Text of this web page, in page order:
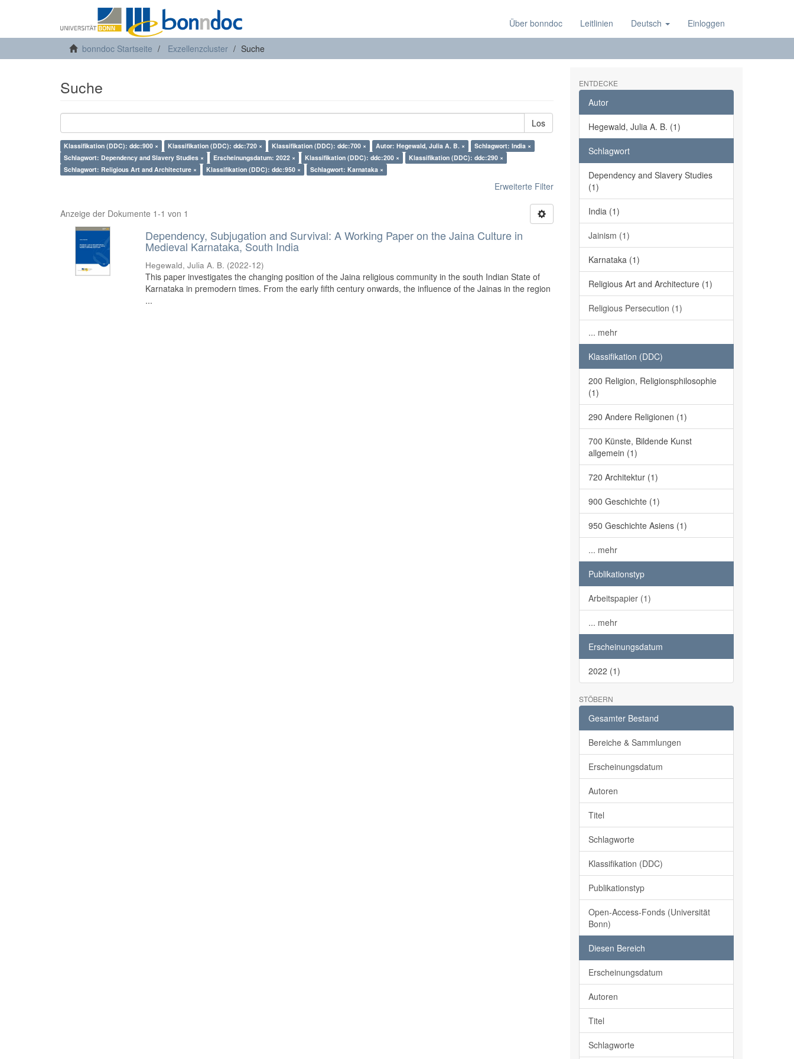
Über bonndoc Leitlinien Deutsch Einloggen
bonndoc Startseite Exzellenzcluster Suche
Suche
Los
Klassifikation (DDC): ddc:900 × Klassifikation (DDC): ddc:720 × Klassifikation (DDC): ddc:700 × Autor: Hegewald, Julia A. B. ×
Schlagwort: India ×
Schlagwort: Dependency and Slavery Studies ×
Erscheinungsdatum: 2022 × Klassifikation (DDC): ddc:200 ×
Klassifikation (DDC): ddc:290 ×
Schlagwort: Religious Art and Architecture ×
Klassifikation (DDC): ddc:950 × Schlagwort: Karnataka ×
Erweiterte Filter
Anzeige der Dokumente 1-1 von 1
Dependency, Subjugation and Survival: A Working Paper on the Jaina Culture in
Medieval Karnataka, South India
Hegewald, Julia A. B. (2022-12)
This paper investigates the changing position of the Jaina religious community in the south Indian State of
Karnataka in premodern times. From the early fifth century onwards, the influence of the Jainas in the region
...
ENTDECKE
Autor
Hegewald, Julia A. B. (1)
Schlagwort
Dependency and Slavery Studies
(1)
India (1)
Jainism (1)
Karnataka (1)
Religious Art and Architecture (1)
Religious Persecution (1)
... mehr
Klassifikation (DDC)
200 Religion, Religionsphilosophie
(1)
290 Andere Religionen (1)
700 Künste, Bildende Kunst
allgemein (1)
720 Architektur (1)
900 Geschichte (1)
950 Geschichte Asiens (1)
... mehr
Publikationstyp
Arbeitspapier (1)
... mehr
Erscheinungsdatum
2022 (1)
STÖBERN
Gesamter Bestand
Bereiche & Sammlungen
Erscheinungsdatum
Autoren
Titel
Schlagworte
Klassifikation (DDC)
Publikationstyp
Open-Access-Fonds (Universität
Bonn)
Diesen Bereich
Erscheinungsdatum
Autoren
Titel
Schlagworte